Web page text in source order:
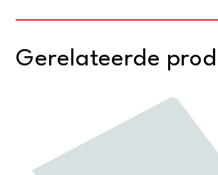
Gerelateerde